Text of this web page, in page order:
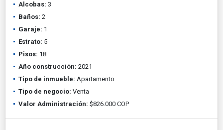
Alcobas: 3
Baños: 2
Garaje: 1
Estrato: 5
Pisos: 18
Año construcción: 2021
Tipo de inmueble: Apartamento
Tipo de negocio: Venta
Valor Administración: $826.000 COP